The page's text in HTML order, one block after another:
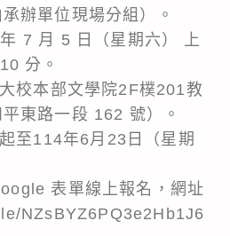
辦單位現場分組）。
7 月 5 日（星期六） 上
分。
校本部文學院2F樸201教
東路一段 162 號）。
至114年6月23日（星期
表單線上報名，網址
NZsBYZ6PQ3e2Hb1J6